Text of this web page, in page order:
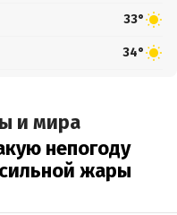
33°
34°
и мира
непогоду
жары